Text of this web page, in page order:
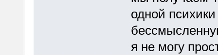
одной
я не могу